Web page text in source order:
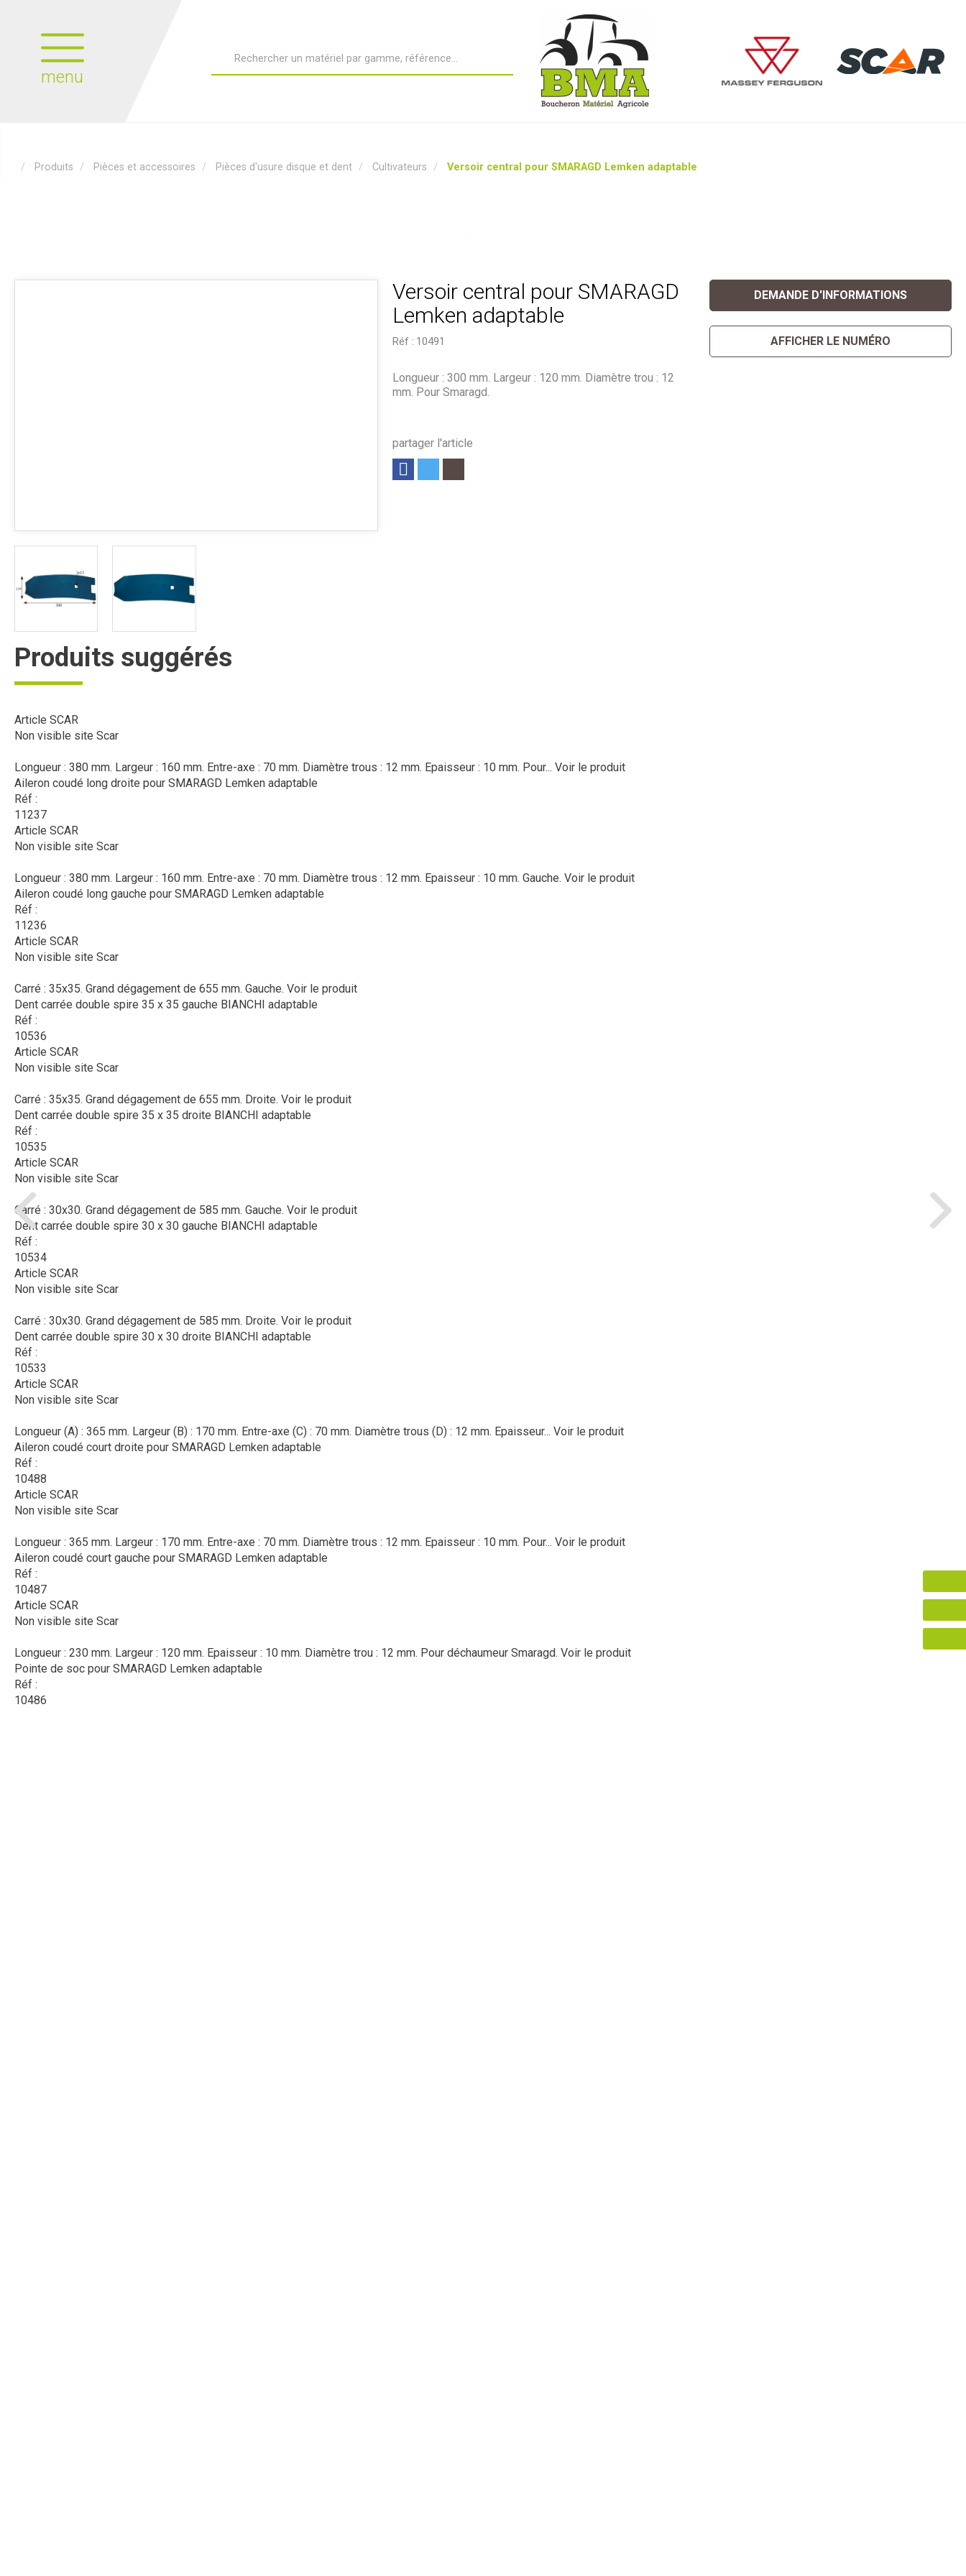
menu
Produits Pièces et accessoires Pièces d'usure disque et dent Cultivateurs Versoir central pour SMARAGD Lemken adaptable
Versoir central pour SMARAGD
Lemken adaptable
Réf : 10491
partager l'article
Longueur : 300 mm. Largeur : 120 mm. Diamètre trou : 12
mm. Pour Smaragd.
DEMANDE D'INFORMATIONS
AFFICHER LE NUMÉRO
Produits suggérés
Article SCAR
Non visible site Scar
Longueur : 380 mm. Largeur : 160 mm. Entre-axe : 70 mm. Diamètre trous : 12 mm. Epaisseur : 10 mm. Pour... Voir le produit
Aileron coudé long droite pour SMARAGD Lemken adaptable
Réf :
11237
Article SCAR
Non visible site Scar
Longueur : 380 mm. Largeur : 160 mm. Entre-axe : 70 mm. Diamètre trous : 12 mm. Epaisseur : 10 mm. Gauche. Voir le produit
Aileron coudé long gauche pour SMARAGD Lemken adaptable
Réf :
11236
Article SCAR
Non visible site Scar
Carré : 35x35. Grand dégagement de 655 mm. Gauche. Voir le produit
Dent carrée double spire 35 x 35 gauche BIANCHI adaptable
Réf :
10536
Article SCAR
Non visible site Scar
Carré : 35x35. Grand dégagement de 655 mm. Droite. Voir le produit
Dent carrée double spire 35 x 35 droite BIANCHI adaptable
Réf :
10535
Article SCAR
Non visible site Scar
Carré : 30x30. Grand dégagement de 585 mm. Gauche. Voir le produit
Dent carrée double spire 30 x 30 gauche BIANCHI adaptable
Réf :
10534
Article SCAR
Non visible site Scar
Carré : 30x30. Grand dégagement de 585 mm. Droite. Voir le produit
Dent carrée double spire 30 x 30 droite BIANCHI adaptable
Réf :
10533
Article SCAR
Non visible site Scar
Longueur (A) : 365 mm. Largeur (B) : 170 mm. Entre-axe (C) : 70 mm. Diamètre trous (D) : 12 mm. Epaisseur... Voir le produit
Aileron coudé court droite pour SMARAGD Lemken adaptable
Réf :
10488
Article SCAR
Non visible site Scar
Longueur : 365 mm. Largeur : 170 mm. Entre-axe : 70 mm. Diamètre trous : 12 mm. Epaisseur : 10 mm. Pour... Voir le produit
Aileron coudé court gauche pour SMARAGD Lemken adaptable
Réf :
10487
Article SCAR
Non visible site Scar
Longueur : 230 mm. Largeur : 120 mm. Epaisseur : 10 mm. Diamètre trou : 12 mm. Pour déchaumeur Smaragd. Voir le produit
Pointe de soc pour SMARAGD Lemken adaptable
Réf :
10486